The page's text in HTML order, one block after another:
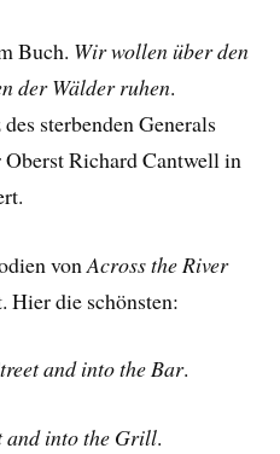
Buch. Wir wollen über den
der Wälder ruhen.
sterbenden Generals
Oberst Richard Cantwell in
vonAcross the River
Hier die schönsten:
and into the Bar.
and into the Grill.